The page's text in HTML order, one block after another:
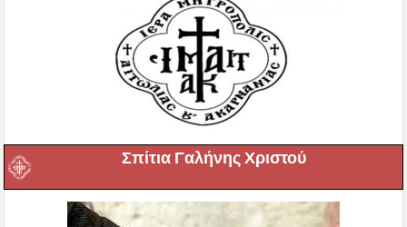
Σπίτια Γαλήνης Χριστού